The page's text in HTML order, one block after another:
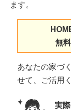
ます。
無
あなたの家づ
せて、ご活用
実